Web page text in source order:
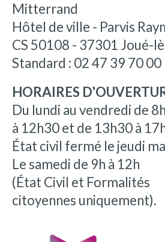
Mitterrand
Hôtel de ville - Parvis
CS 50108 - 37301 Joué-
Standard : 02 47 39 70 00
HORAIRES
Du lundi au vendredi de
à 12h30 et de 13h30 à
État civil fermé le jeudi
Le samedi de 9h à 12h
(État Civil et Formalités
citoyennes uniquement).